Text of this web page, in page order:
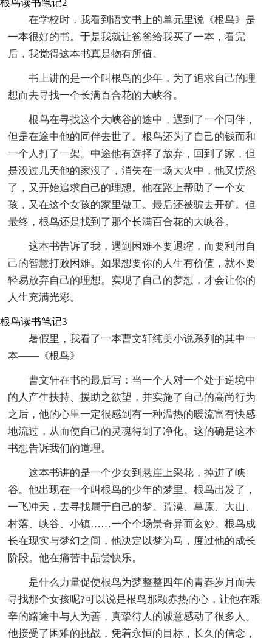
根鸟读书笔记2
在学校时，我看到语文书上的单元里说《根鸟》是
一本很好的书。于是我就让爸爸给我买了一本，看完
后，我觉得这本书真是物有所值。
书上讲的是一个叫根鸟的少年，为了追求自己的理
想而去寻找一个长满百合花的大峡谷。
根鸟在寻找这个大峡谷的途中，遇到了一个同伴，
但是在途中他的同伴去世了。根鸟还为了自己的钱而和
一个人打了一架。中途他有选择了放弃，回到了家，但
是没过几天他的家没了，消失在一场大火中，他又愤怒
了，又开始追求自己的理想。他在路上帮助了一个女
孩，又在这个女孩的家里做工。最后还被骗去开矿。但
最终，根鸟还是找到了那个长满百合花的大峡谷。
这本书告诉了我，遇到困难不要退缩，而要利用自
己的智慧打败困难。如果想要你的人生有价值，就不要
轻易放弃自己的理想。实现了自己的梦想，才会让你的
人生充满光彩。
根鸟读书笔记3
暑假里，我看了一本曹文轩纯美小说系列的其中一
本——《根鸟》
曹文轩在书的最后写：当一个人对一个处于逆境中
的人产生扶持、援助之欲望，并实施了自己的高尚行为
之后，他的心里一定很感到有一种温热的暖流富有快感
地流过，从而使自己的灵魂得到了净化。这的确是这本
书想告诉我们的道理。
这本书讲的是一个少女到悬崖上采花，掉进了峡
谷。他出现在一个叫根鸟的少年的梦里。根鸟出发了，
一飞冲天，去寻找属于自己的梦。荒漠、草原、大山、
村落、峡谷、小镇……一个个场景奇异而玄妙。根鸟成
长在现实与梦幻之间，他决定以梦为马，度过他的成长
阶段。他在痛苦中品尝快乐。
是什么力量促使根鸟为梦整整四年的青春岁月而去
寻找那个女孩呢?可以说是根鸟那颗赤热的心，让他在艰
辛的路途中与人为善，真挚待人的诚意感动了很多人。
他接受了困难的挑战，凭着永恒的目标，长久的信念，